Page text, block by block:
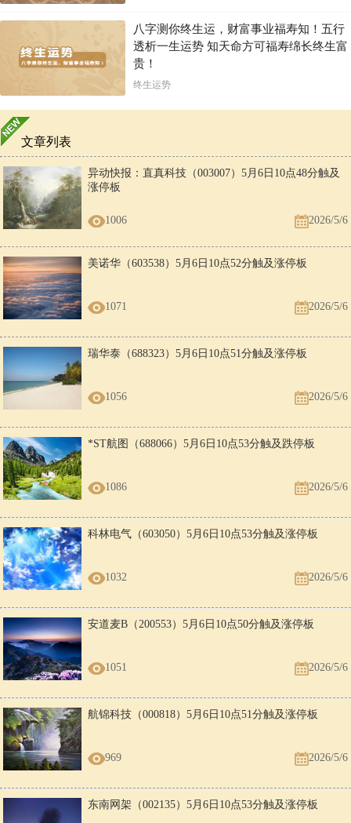
男
蛇
女
虎
兔
可生活在一起。但双方的思想或许会产生不快，需多注意。
会每天厮缠在一起，如果她能用家庭的幸福来约束你，效果会
女
蛇
男
最佳的搭配，你会因妻子的美丽而骄傲，不过她的打扮并非为
女
可结为连理，但最好不要每天在一起，因为他会产生厌倦。
男
蛇
女
蛇
如果双方能够互敬互爱的话，可以生活在一起。
女 男
可以结合，如果双方都能自我约束，效果会更好。
男
蛇
女
马
爱情难有美好的结局，因她较容易冲动，也是花心，难以预之
长久厮守。
女
蛇
男
马
双方可共同相处，但你必须想尽办法来让她快乐。
蛇 羊
女
蛇
男
羊
最好不要相爱，如果勉强在一起，只会以悲剧收场。
男
蛇
不是很好，恋爱时双方就互相计算，吵吵闹闹的走过来，真是
女
蛇
男
猴
可建立起美满的家庭，当然你得先喜欢她，还要天公作美尚
可。
男
蛇
女
鸡
天生一对，她的诚实使你与她和睦相处，而你又可祢补她的不
女
蛇
男
鸡
婚姻较和谐，你们能奉承对方，并善于维护两人的面子，所以
冲突较少。
男
蛇
女
狗
如果你能征服她，她会把一切都交给你，婚姻将十分和谐。
女
蛇
男
狗
可以过幸福的生活，她能给你一个平静、和睦的家庭。
男
蛇
女
猪
虽不是十分美妙的一对，但善良的她却能感动花心的你。
女
蛇
男
猪
不太适合。你要自我调整去适应她，久了你会有怨言。
八字测你终生运，财富事业福寿知！五行
透析一生运势 知天命方可福寿绵长终生富
贵！
终生运势
文章列表
异动快报：直真科技（003007）5月6日10点48分触及
涨停板
1006 2026/5/6
美诺华（603538）5月6日10点52分触及涨停板
1071 2026/5/6
瑞华泰（688323）5月6日10点51分触及涨停板
1056 2026/5/6
*ST航图（688066）5月6日10点53分触及跌停板
1086 2026/5/6
科林电气（603050）5月6日10点53分触及涨停板
1032 2026/5/6
安道麦B（200553）5月6日10点50分触及涨停板
1051 2026/5/6
航锦科技（000818）5月6日10点51分触及涨停板
969 2026/5/6
东南网架（002135）5月6日10点53分触及涨停板